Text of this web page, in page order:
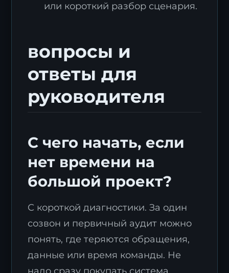
или короткий разбор сценария.
вопросы и
ответы для
руководителя
С чего начать, если
нет времени на
большой проект?
С короткой диагностики. За один
созвон и первичный аудит можно
понять, где теряются обращения,
данные или время команды. Не